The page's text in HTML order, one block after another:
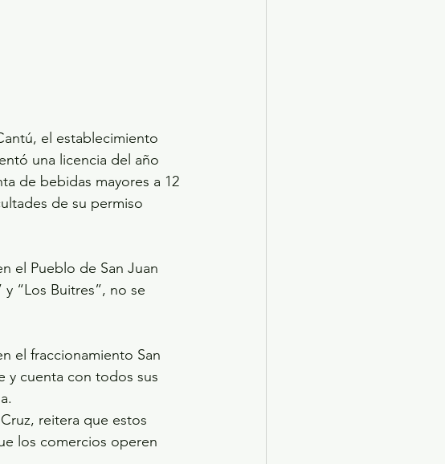
el establecimiento
una licencia del año
de bebidas mayores a 12
de su permiso
el Pueblo de San Juan
“Los Buitres”, no se
el fraccionamiento San
y cuenta con todos sus
reitera que estos
los comercios operen